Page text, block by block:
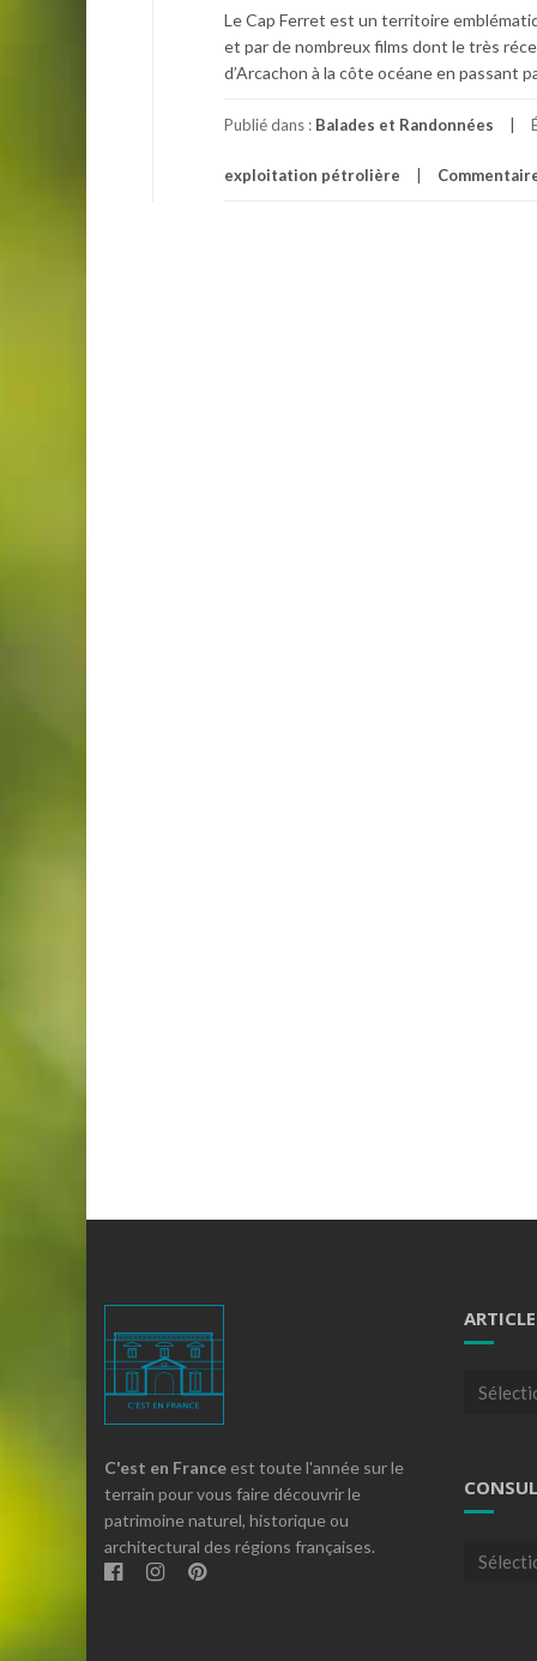
Le Cap Ferret est un territoire
et par de nombreux films dont le très
d’Arcachon à la côte océane en passant
Publié dans : Balades et Randonnées
exploitation pétrolière
C'est en France est toute l'année sur le
terrain pour vous faire découvrir le
patrimoine naturel, historique ou
architectural des régions françaises.
Articles
Consultez